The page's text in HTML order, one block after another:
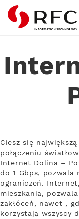
RFC
Ciesz się
połączeniu
Internet Dolina –
do 1 Gbps,
ograniczeń.
mieszkania,
zakłóceń, nawet ,
korzystają wszyscy